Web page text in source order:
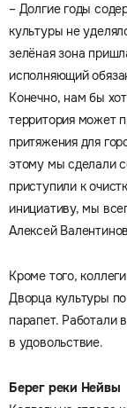
– Долгие годы
культуры не
зелёная зона
исполняющий
Конечно, нам бы
территория может
притяжения для
этому мы сделали
приступили к
инициативу, мы
Алексей
Кроме того,
Дворца культуры
парапет. Работали
в удовольствие.
Берег реки Нейвы